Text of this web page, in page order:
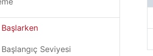
Seviyesi